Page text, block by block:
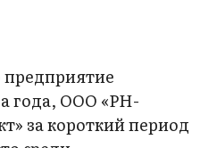
предприятие
года, ООО «РН-
за короткий период